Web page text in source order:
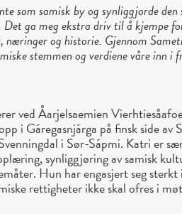
som samisk by og synliggjorde den
ga meg ekstra driv til å kjempe
og historie. Gjennom
stemmen og verdiene våre inn i
ved Åarjelsaemien
i Gáregasnjárga på finsk side av
i Sør-Sápmi. Katri er
synliggjøring av samisk
Hun har engasjert seg sterkt
rettigheter ikke skal ofres i